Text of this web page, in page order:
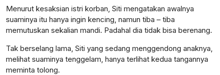
Menurut kesaksian istri korban, Siti mengatakan awalnya
suaminya itu hanya ingin kencing, namun tiba – tiba
memutuskan sekalian mandi. Padahal dia tidak bisa berenang.
Tak berselang lama, Siti yang sedang menggendong anaknya,
melihat suaminya tenggelam, hanya terlihat kedua tangannya
meminta tolong.